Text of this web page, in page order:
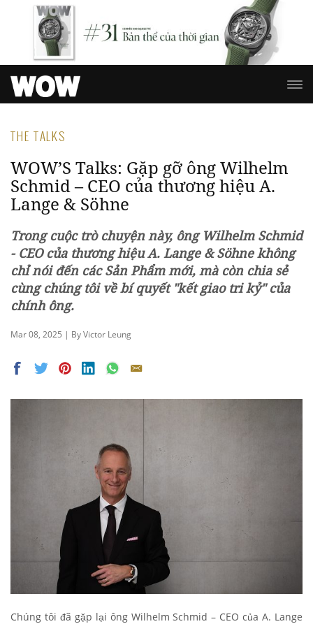
THE TALKS
WOW’S Talks: Gặp gỡ ông Wilhelm
Schmid – CEO của thương hiệu A.
Lange & Söhne
Trong cuộc trò chuyện này, ông Wilhelm Schmid
- CEO của thương hiệu A. Lange & Söhne không
chỉ nói đến các Sản Phẩm mới, mà còn chia sẻ
cùng chúng tôi về bí quyết "kết giao tri kỷ" của
chính ông.
Mar 08, 2025 | By Victor Leung
Chúng tôi đã gặp lại ông Wilhelm Schmid – CEO của A. Lange